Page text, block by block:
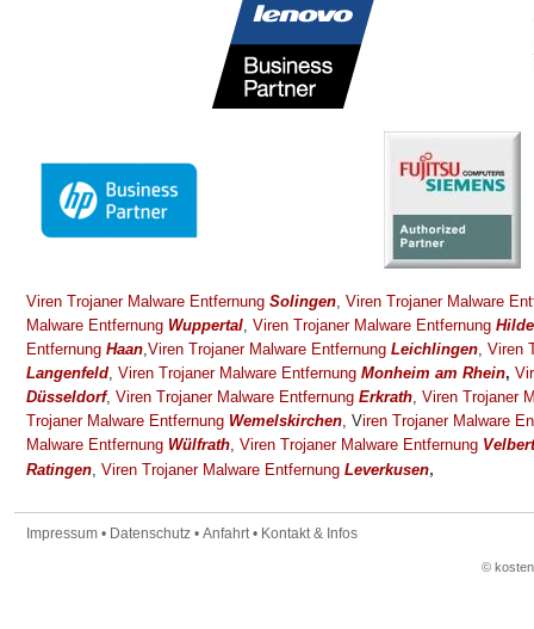
Viren Trojaner Malware Entfernung Solingen, Viren Trojaner Malware
Malware Entfernung Wuppertal, Viren Trojaner Malware Entfernung
Entfernung Haan,Viren Trojaner Malware Entfernung Leichlingen, Viren
Langenfeld, Viren Trojaner Malware Entfernung Monheim am Rhein,
Düsseldorf, Viren Trojaner Malware Entfernung Erkrath, Viren Trojaner
Trojaner Malware Entfernung Wemelskirchen, Viren Trojaner Malware
Malware Entfernung Wülfrath, Viren Trojaner Malware Entfernung Velbert
Ratingen, Viren Trojaner Malware Entfernung Leverkusen,
Impressum • Datenschutz • Anfahrt• Kontakt & Infos
©